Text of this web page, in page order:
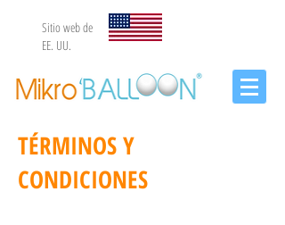
Sitio web de
EE. UU.
TÉRMINOS Y
CONDICIONES